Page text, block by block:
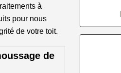
à
pour nous
de votre toit.
de